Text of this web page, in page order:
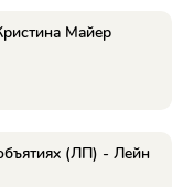
Майер
(ЛП) - Лейн